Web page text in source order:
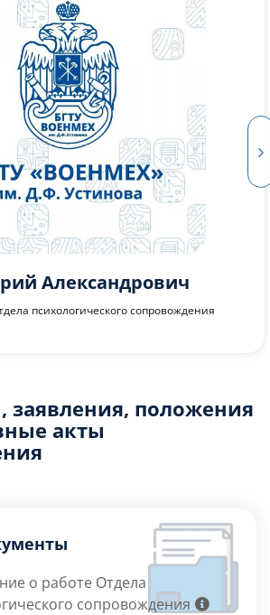
Дмитриевна
психологического сопровождения
заявления, положения
акты
о работе Отдела
сопровождения